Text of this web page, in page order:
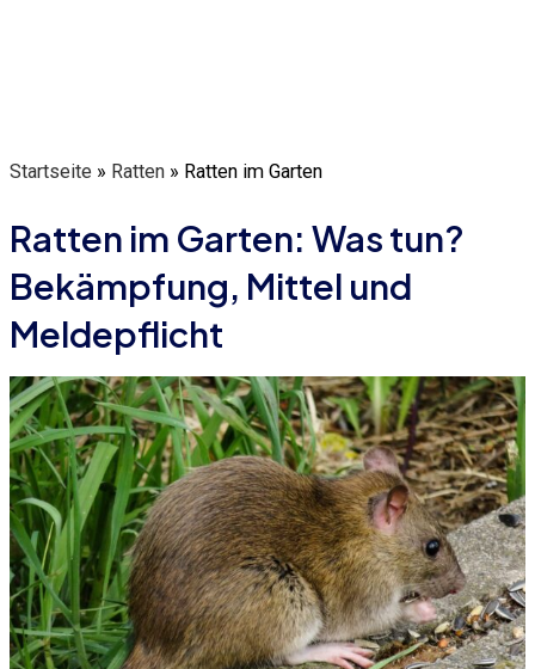
Startseite » Ratten » Ratten im Garten
Ratten im Garten: Was tun?
Bekämpfung, Mittel und
Meldepflicht